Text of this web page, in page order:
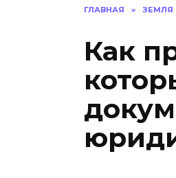
ГЛАВНАЯ » ЗЕМЛЯ
Как